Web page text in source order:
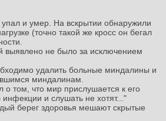
упал и умер. На вскрытии обнаружили
(точно такой же кросс он бегал
выявлено не было за исключением
удалить больные миндалины и
миндалинам.
о том, что мир прислушается к его
и слушать не хотят..."
берег здоровья мешают скрытые